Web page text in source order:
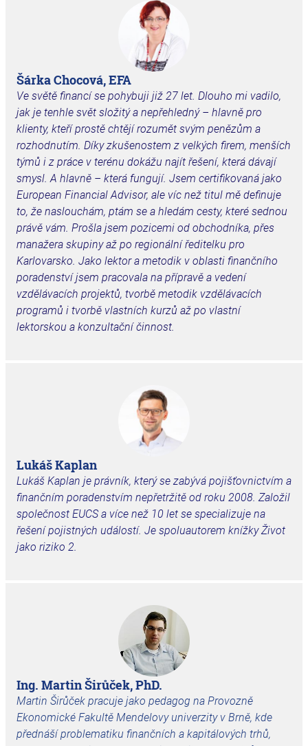
Šárka Chocová, EFA
Ve světě financí se pohybuji již 27 let. Dlouho mi vadilo,
jak je tenhle svět složitý a nepřehledný – hlavně pro
klienty, kteří prostě chtějí rozumět svým penězům a
rozhodnutím. Díky zkušenostem z velkých firem, menších
týmů i z práce v terénu dokážu najít řešení, která dávají
smysl. A hlavně – která fungují. Jsem certifikovaná jako
European Financial Advisor, ale víc než titul mě definuje
to, že naslouchám, ptám se a hledám cesty, které sednou
právě vám. Prošla jsem pozicemi od obchodníka, přes
manažera skupiny až po regionální ředitelku pro
Karlovarsko. Jako lektor a metodik v oblasti finančního
poradenství jsem pracovala na přípravě a vedení
vzdělávacích projektů, tvorbě metodik vzdělávacích
programů i tvorbě vlastních kurzů až po vlastní
lektorskou a konzultační činnost.
Lukáš Kaplan
Lukáš Kaplan je právník, který se zabývá pojišťovnictvím a
finančním poradenstvím nepřetržitě od roku 2008. Založil
společnost EUCS a více než 10 let se specializuje na
řešení pojistných událostí. Je spoluautorem knížky Život
jako riziko 2.
Ing. Martin Širůček, PhD.
Martin Širůček pracuje jako pedagog na Provozně
Ekonomické Fakultě Mendelovy univerzity v Brně, kde
přednáší problematiku finančních a kapitálových trhů,